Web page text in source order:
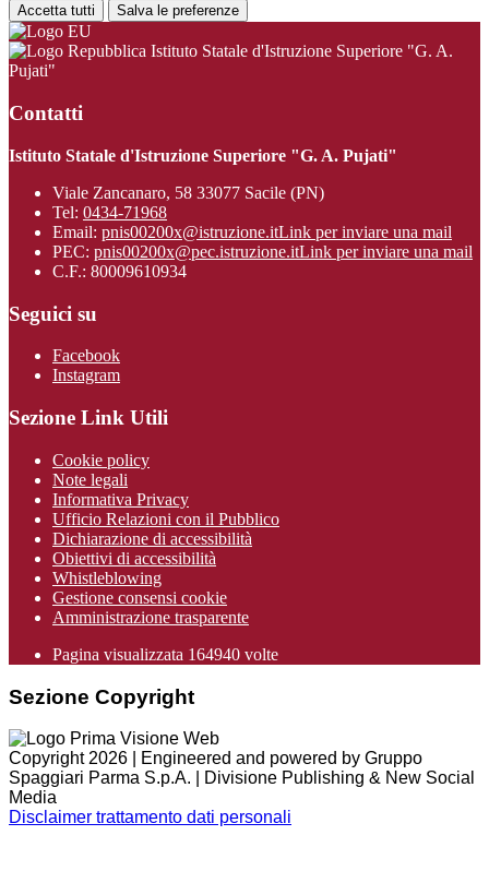
Accetta tutti Salva le preferenze
Istituto Statale d'Istruzione Superiore "G. A.
Pujati"
Contatti
Istituto Statale d'Istruzione Superiore "G. A. Pujati"
Viale Zancanaro, 58 33077 Sacile (PN)
Tel: 0434-71968
Email: pnis00200x@istruzione.itLink per inviare una mail
PEC: pnis00200x@pec.istruzione.itLink per inviare una mail
C.F.: 80009610934
Seguici su
Facebook
Instagram
Sezione Link Utili
Cookie policy
Note legali
Informativa Privacy
Ufficio Relazioni con il Pubblico
Dichiarazione di accessibilità
Obiettivi di accessibilità
Whistleblowing
Gestione consensi cookie
Amministrazione trasparente
Pagina visualizzata 164940 volte
Sezione Copyright
Copyright 2026 | Engineered and powered by Gruppo
Spaggiari Parma S.p.A. | Divisione Publishing & New Social
Media
Disclaimer trattamento dati personali